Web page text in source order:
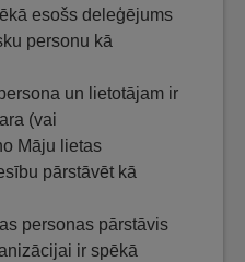
esošs deleģējums
personu kā
un lietotājam ir
(vai
Māju lietas
pārstāvēt kā
personas pārstāvis
ir spēkā